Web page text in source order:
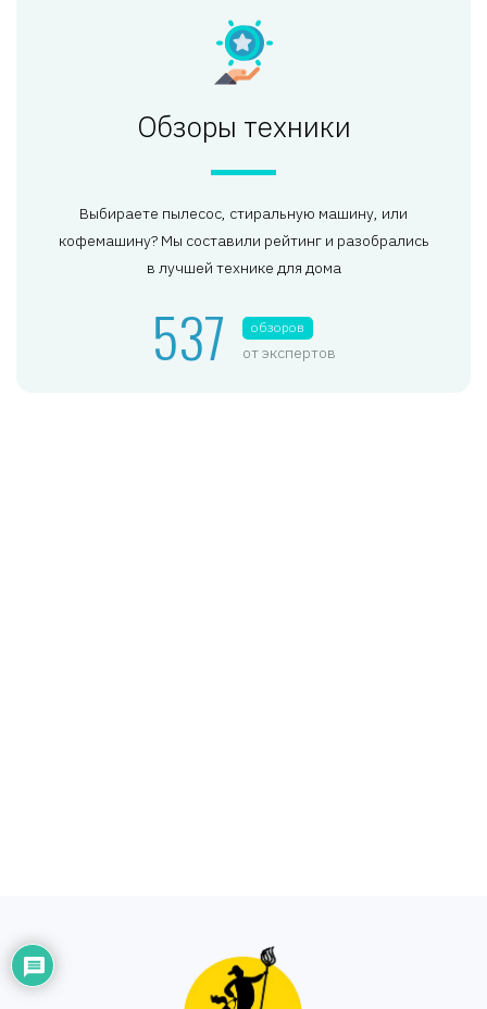
Обзоры техники
Выбираете пылесос, стиральную машину, или
кофемашину? Мы составили рейтинг и разобрались
в лучшей технике для дома
537 обзоров
от экспертов